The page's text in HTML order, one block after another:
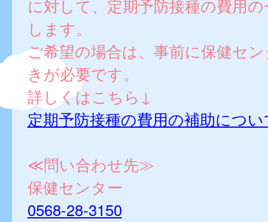
に対して、定期予防接種の費用
します。
ご希望の場合は、事前に保健セ
きが必要です。
詳しくはこちら↓
定期予防接種の費用の補助につ
≪問い合わせ先≫
保健センター
0568-28-3150